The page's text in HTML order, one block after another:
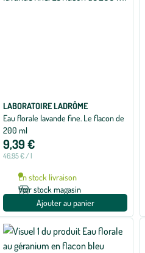
LABORATOIRE LADRÔME
Eau florale lavande fine. Le flacon de
200 ml
9,39 €
46,95 € / l
En stock livraison
Voir stock magasin
Ajouter au panier